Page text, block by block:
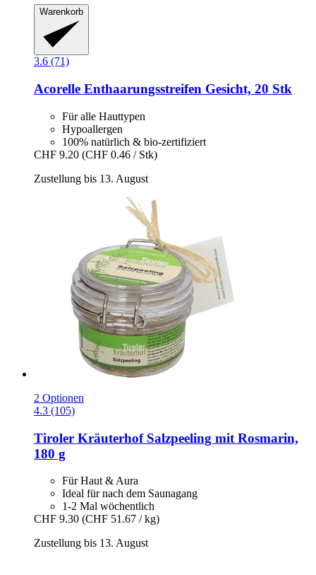
Warenkorb
3.6 (71)
Acorelle Enthaarungsstreifen Gesicht, 20 Stk
Für alle Hauttypen
Hypoallergen
100% natürlich & bio-zertifiziert
CHF 9.20 (CHF 0.46 / Stk)
Zustellung bis 13. August
2 Optionen
4.3 (105)
Tiroler KräuterhofSalzpeeling mit Rosmarin,
180 g
Für Haut & Aura
Ideal für nach dem Saunagang
1-2 Mal wöchentlich
CHF 9.30 (CHF 51.67 / kg)
Zustellung bis 13. August